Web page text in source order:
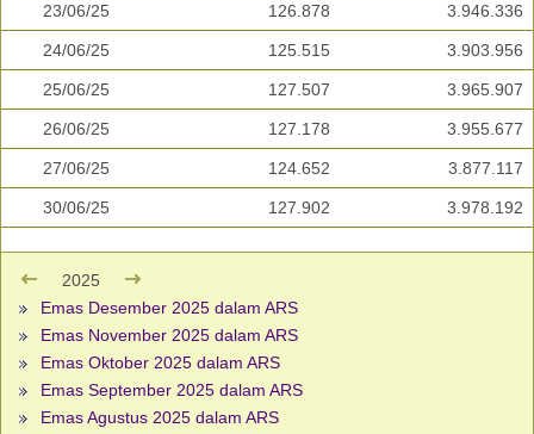
23/06/25 126.878 3.946.336
24/06/25 125.515 3.903.956
25/06/25 127.507 3.965.907
26/06/25 127.178 3.955.677
27/06/25 124.652 3.877.117
30/06/25 127.902 3.978.192
2025
Emas Desember 2025 dalam ARS
Emas November 2025 dalam ARS
Emas Oktober 2025 dalam ARS
Emas September 2025 dalam ARS
Emas Agustus 2025 dalam ARS